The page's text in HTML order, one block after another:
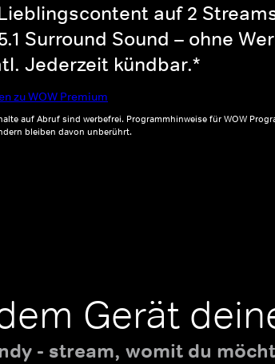
auf 2
Surround Sound – ohne
Jederzeit kündbar.*
zu WOW Premium
auf Abruf sind werbefrei. Programmhinweise für WOW
bleiben davon unberührt.
Gerät
- stream, womit du